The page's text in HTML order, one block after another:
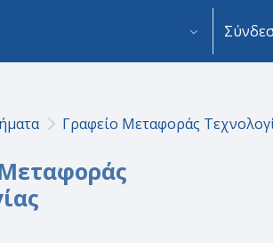
Γραφείο Μεταφοράς